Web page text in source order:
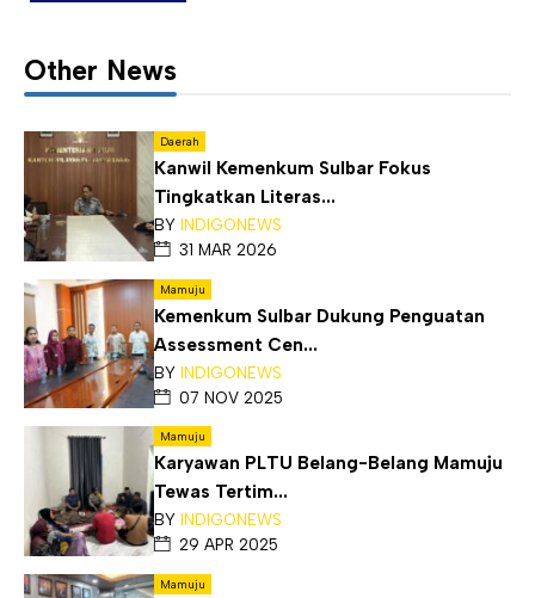
Other News
Daerah
Kanwil Kemenkum Sulbar Fokus
Tingkatkan Literas...
BY INDIGONEWS
31 MAR 2026
Mamuju
Kemenkum Sulbar Dukung Penguatan
Assessment Cen...
BY INDIGONEWS
07 NOV 2025
Mamuju
Karyawan PLTU Belang-Belang Mamuju
Tewas Tertim...
BY INDIGONEWS
29 APR 2025
Mamuju